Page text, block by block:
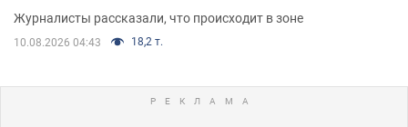
Журналисты рассказали, что происходит в зоне
10.08.2026 04:43 18,2 т.